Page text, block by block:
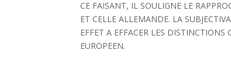
CE FAISANT, IL SOULIGNE LE
ET CELLE ALLEMANDE. LA
EFFET A EFFACER LES
EUROPEEN.